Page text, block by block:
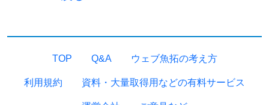
TOP Q&A ウェブ魚拓の考え方
利用規約 資料・大量取得用などの有料サービス